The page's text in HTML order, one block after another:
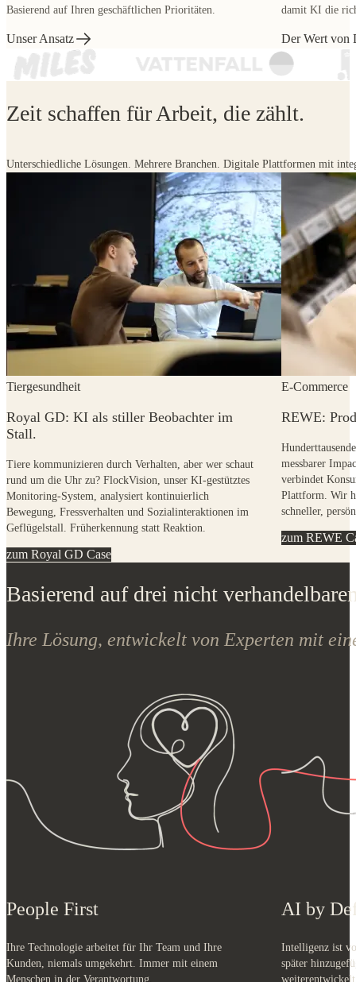
Zeit schaffen für Arbeit, die zählt.
Unterschiedliche Lösungen. Mehrere Branchen. Digitale Plattformen mit
Tiergesundheit
Royal GD: KI als stiller Beobachter im
Stall.
Tiere kommunizieren durch Verhalten, aber wer schaut
rund um die Uhr zu? FlockVision, unser KI-gestütztes
Bewegung, Fressverhalten und Sozialinteraktionen im
Geflügelstall. Früherkennung statt Reaktion.
zum Royal GD Case
E-Commerce
REWE:
messbarer
Plattform. Wir
schneller,
zum REWE
Basierend auf drei nicht
Ihre Lösung, entwickelt von Experten mit
Ihre Technologie arbeitet für Ihr Team und Ihre
Kunden, niemals umgekehrt. Immer mit einem
Intelligenz ist
später